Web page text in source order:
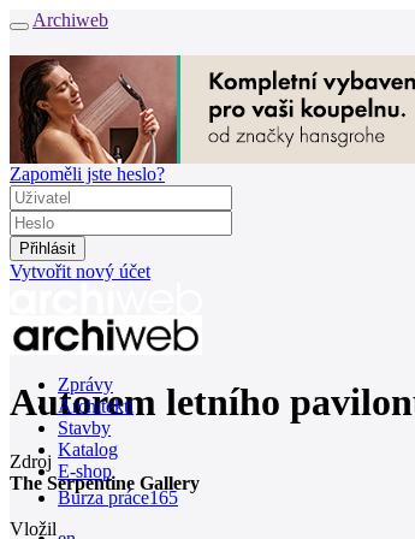
Archiweb
Zapoměli jste heslo?
Vytvořit nový účet
Zprávy
Architekti
Stavby
Katalog
E-shop
Burza práce165
Autorem letního
Zdroj
The Serpentine Gallery
Vložil